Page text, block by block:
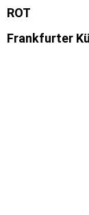
ROT
Frankfurter